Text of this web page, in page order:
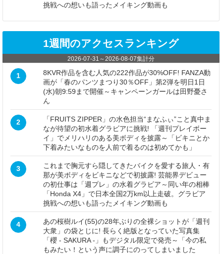
挑戦への想いも語ったメイキング動画も
1週間のアクセスランキング
2026-07-31 ～2026-08-07集計分
1
8KVR作品を含む人気の222作品が30%OFF! FANZA動
画が「春のパンツまつり30％OFF」第2弾を明日1日
(水)朝9:59まで開催～キャンペーンガールは田野憂さ
ん
2
「FRUITS ZIPPER」の水色担当“まなふぃ”こと真中ま
なが待望の初水着グラビアに挑戦! 「週刊プレイボー
イ」でメリハリのある美ボディを披露～「ビキニとか
下着みたいなものを人前で着るのは初めてかも」
3
これまで胸元すら隠してきたバイクを愛する旅人・有
那が美ボディをビキニなどで初披露! 芸能界デビュー
の初仕事は「週プレ」の水着グラビア～同い年の相棒
「Honda X4」で日本全国2万km以上走破。グラビア
挑戦への想いも語ったメイキング動画も
4
あの桜樹ルイ(55)の28年ぶりの全裸ショットが「週刊
大衆」の袋とじに! 長らく絶版となっていた写真集
「櫻 - SAKURA -」もデジタル限定で発売～「今の私
もみたい！という声に調子にのってしまいました